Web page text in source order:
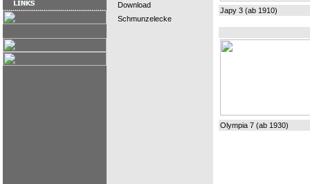
Download
Schmunzelecke
Japy 3 (ab 1910)
Olympia 7 (ab 1930)